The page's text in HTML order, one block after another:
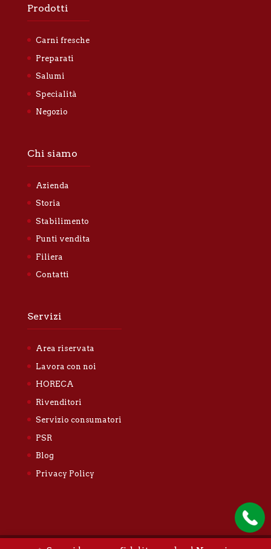
Prodotti
Carni fresche
Preparati
Salumi
Specialità
Negozio
Chi siamo
Azienda
Storia
Stabilimento
Punti vendita
Filiera
Contatti
Servizi
Area riservata
Lavora con noi
HORECA
Rivenditori
Servizio consumatori
PSR
Blog
Privacy Policy